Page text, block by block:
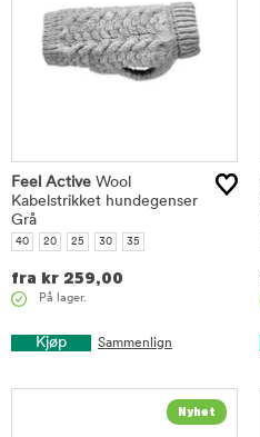
Feel Active Wool
Kabelstrikket hundegenser
Grå
40 20 25 30 35
fra kr 259,00
På lager.
Kjøp Sammenlign